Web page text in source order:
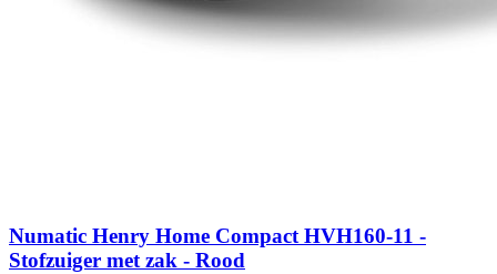
Numatic Henry Home Compact HVH160-11 -
Stofzuiger met zak - Rood